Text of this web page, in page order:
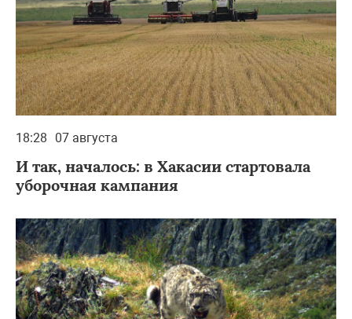
18:28 07 августа
И так, началось: в Хакасии стартовала
уборочная кампания